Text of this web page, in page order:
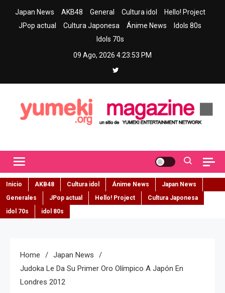
Japan News AKB48 General Cultura idol
Hello! Project
JPop actual
Cultura Japonesa Ánime News
Idols 80s
Idols 70s
09 Ago, 2026 4:23:54 PM
Inicio AKB48 Cultura idol Ánime News
Japan News
Generales
JPop actual Hello! Project
Cultura Japonesa
idol 70s
idol 80s
Home
Japan News
Judoka Le Da Su Primer Oro Olímpico A Japón En
Londres 2012